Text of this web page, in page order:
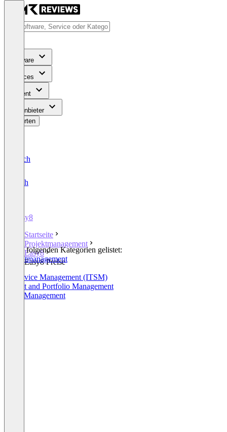
Software
Services
Content
Für Anbieter
Bewerten
Deutsch
English
Easy8
Startseite
Projektmanagement
Easy8
Easy8 Preise
In den folgenden Kategorien gelistet:
Projektmanagement
IT Service Management (ITSM)
Project and Portfolio Management
Work Management